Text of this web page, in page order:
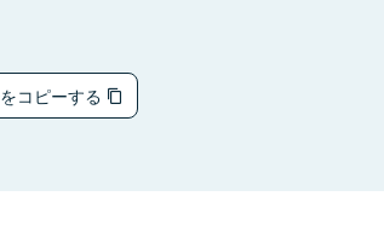
コピーする